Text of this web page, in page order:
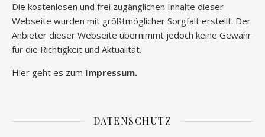
Die kostenlosen und frei zugänglichen Inhalte dieser
Webseite wurden mit größtmöglicher Sorgfalt erstellt. Der
Anbieter dieser Webseite übernimmt jedoch keine Gewähr
für die Richtigkeit und Aktualität.
Hier geht es zum Impressum.
DATENSCHUTZ